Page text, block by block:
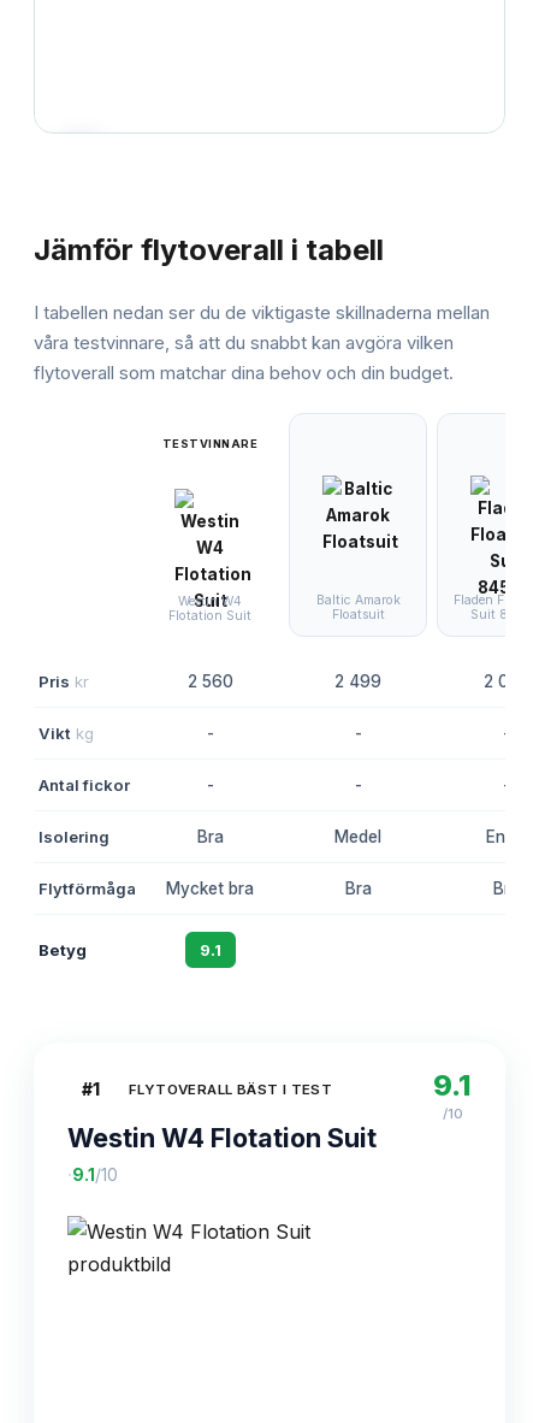
Jämför flytoverall i tabell
I tabellen nedan ser du de viktigaste skillnaderna mellan
våra testvinnare, så att du snabbt kan avgöra vilken
flytoverall som matchar dina behov och din budget.
TESTVINNARE
Westin W4
Flotation Suit
Baltic Amarok
Floatsuit
Fladen
Suit
Pris kr 2 560 2 499 2 024
Vikt kg - - -
Antal fickor - - -
Isolering Bra Medel Enkel
Flytförmåga Mycket bra Bra Bra
Betyg 9.1
#1 FLYTOVERALL BÄST I TEST
Westin W4 Flotation Suit
·9.1 /10
9.1
/10